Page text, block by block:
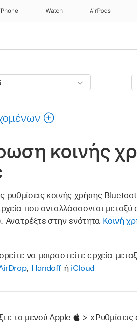
iPhone Watch AirPods
κοινής
ρυθμίσεις κοινής χρήσης
που ανταλλάσσονται
Ανατρέξτε στην ενότητα Κοινή
να μοιραστείτε αρχεία
, Handoff ή iCloud
το μενού Apple >